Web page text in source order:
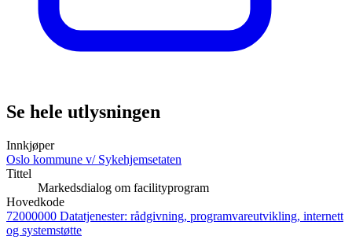
Se hele utlysningen
Innkjøper
Oslo kommune v/ Sykehjemsetaten
Tittel
Markedsdialog om facilityprogram
Hovedkode
72000000 Datatjenester: rådgivning, programvareutvikling, internett
og systemstøtte